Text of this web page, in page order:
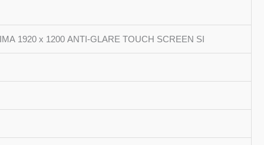
1920 x 1200 ANTI-GLARE TOUCH SCREEN SI